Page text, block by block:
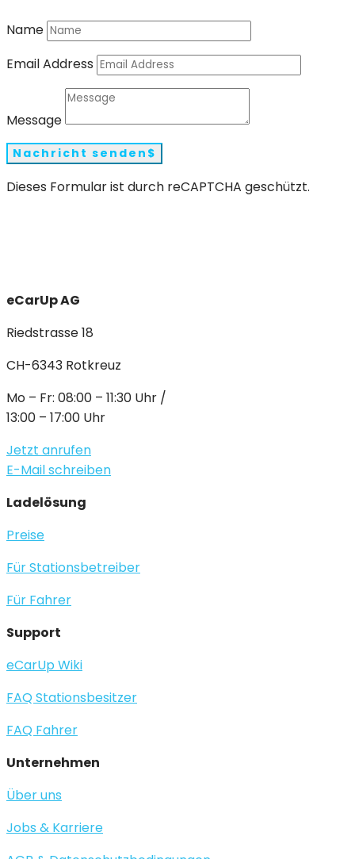
Name
Email Address
Message
Nachricht senden
Dieses Formular ist durch reCAPTCHA geschützt.
eCarUp AG
Riedstrasse 18
CH-6343 Rotkreuz
Mo – Fr: 08:00 – 11:30 Uhr /
13:00 – 17:00 Uhr
Jetzt anrufen
E-Mail schreiben
Ladelösung
Preise
Für Stationsbetreiber
Für Fahrer
Support
eCarUp Wiki
FAQ Stationsbesitzer
FAQ Fahrer
Unternehmen
Über uns
Jobs & Karriere